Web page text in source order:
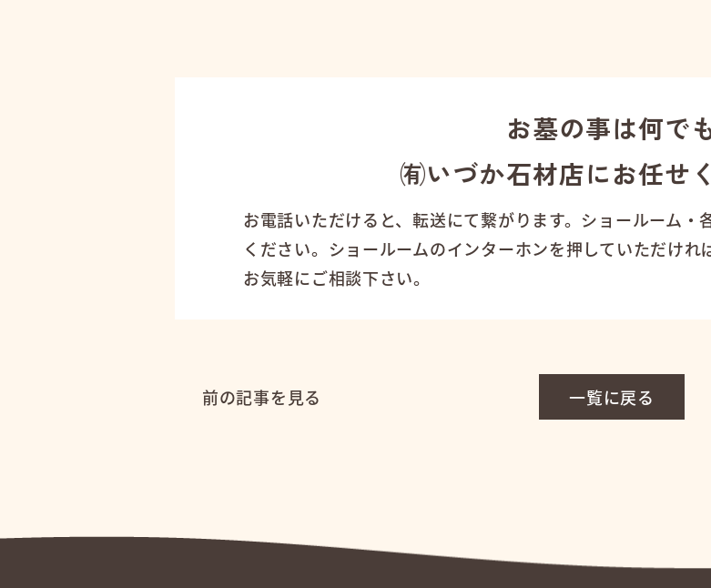
お墓の事は何で
㈲いづか石材店にお任せ
お電話いただけると、転送にて繋がります。ショールーム・
ください。ショールームのインターホンを押していただけれ
お気軽にご相談下さい。
前の記事を見る 一覧に戻る